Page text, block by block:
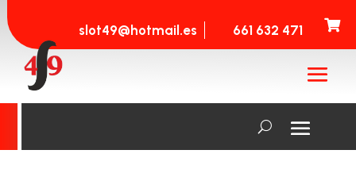
slot49@hotmail.es 661 632 471 